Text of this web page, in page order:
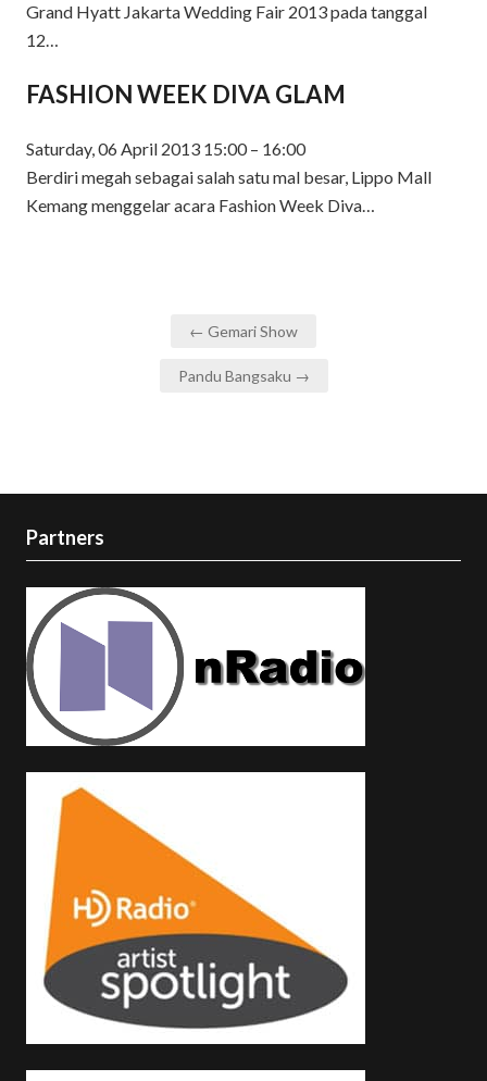
Grand Hyatt Jakarta Wedding Fair 2013 pada tanggal
12…
FASHION WEEK DIVA GLAM
Saturday, 06 April 2013 15:00 – 16:00
Berdiri megah sebagai salah satu mal besar, Lippo Mall
Kemang menggelar acara Fashion Week Diva…
← Gemari Show
Pandu Bangsaku →
Partners